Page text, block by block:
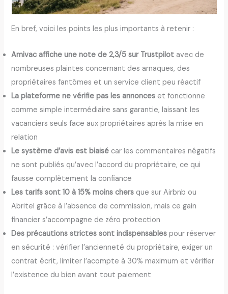
En bref, voici les points les plus importants à retenir :
Amivac affiche une note de 2,3/5 sur Trustpilot avec de
nombreuses plaintes concernant des arnaques, des
propriétaires fantômes et un service client peu réactif
La plateforme ne vérifie pas les annonces et fonctionne
comme simple intermédiaire sans garantie, laissant les
vacanciers seuls face aux propriétaires après la mise en
relation
Le système d’avis est biaisé car les commentaires négatifs
ne sont publiés qu’avec l’accord du propriétaire, ce qui
fausse complètement la confiance
Les tarifs sont 10 à 15% moins chers que sur Airbnb ou
Abritel grâce à l’absence de commission, mais ce gain
financier s’accompagne de zéro protection
Des précautions strictes sont indispensables pour réserver
en sécurité : vérifier l’ancienneté du propriétaire, exiger un
contrat écrit, limiter l’acompte à 30% maximum et vérifier
l’existence du bien avant tout paiement